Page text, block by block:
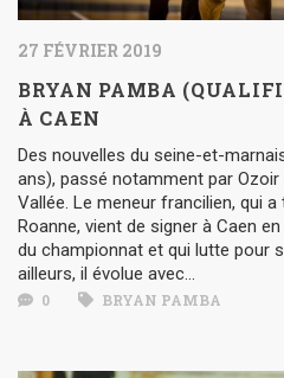
27 FÉVRIER 2019
BRYAN PAMBA
À CAEN
Des nouvelles du seine-et-
ans), passé notamment par
Vallée. Le meneur francilien, qui
Roanne, vient de signer à Caen
du championnat et qui lutte pour
ailleurs, il évolue avec...
0 BRYAN PAMBA